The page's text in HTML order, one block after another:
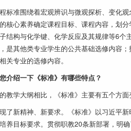
准围绕着宏观辨识与微观探析、变化观
核心素养确定课程目标、课程内容，划
结构与化学键、化学反应及其规律等6
是其他类专业学生的公共基础选修内容
关专业的选修内容。
介绍一下《标准》有哪些特点？
学大纲相比，《标准》主要有五个方面
新精神、新要求。《标准》以习近平新
养目标要求。贯彻职教20条新部署，明